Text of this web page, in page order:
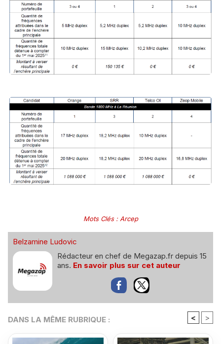
Mots Clés: Arcep
Belzamine Ludovic
Rédacteur en chef de Megazap.fr depuis 15
ans. En savoir plus sur cet auteur
DANS LA MÊME RUBRIQUE : < >